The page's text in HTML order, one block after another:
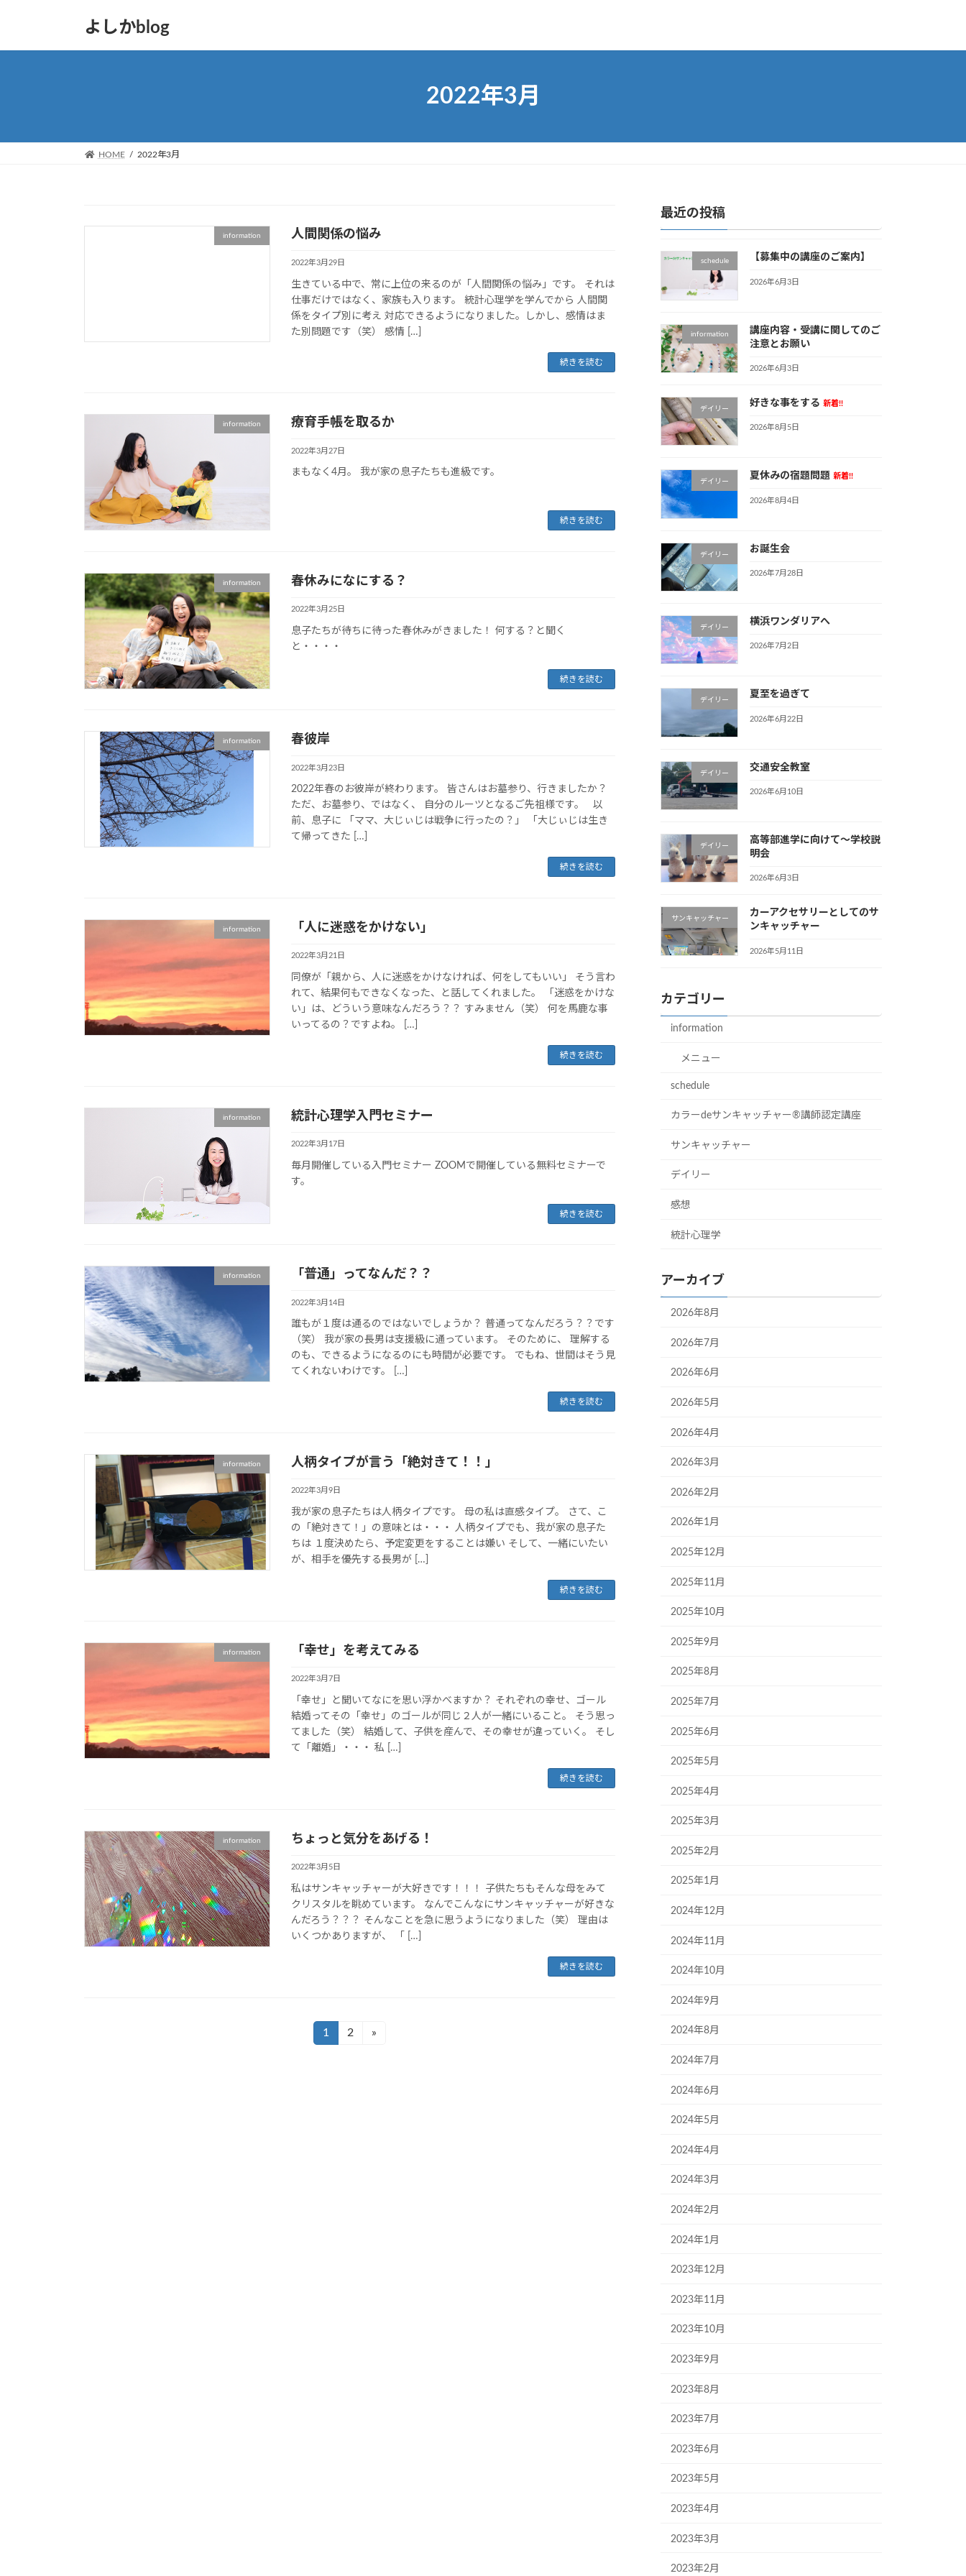
よしかblog
2022年3月
HOME 2022年3月
information 人間関係の悩み
2022年3月29日
生きている中で、常に上位の来るのが「人間関係の悩み」です。 それは
仕事だけではなく、家族も入ります。 統計心理学を学んでから 人間関
係をタイプ別に考え 対応できるようになりました。しかし、感情はま
た別問題です（笑） 感情 […]
続きを読む
information 療育手帳を取るか
2022年3月27日
まもなく4月。 我が家の息子たちも進級です。
続きを読む
information 春休みになにする？
2022年3月25日
息子たちが待ちに待った春休みがきました！ 何する？と聞く
と・・・・
続きを読む
information 春彼岸
2022年3月23日
2022年春のお彼岸が終わります。 皆さんはお墓参り、行きましたか？
ただ、お墓参り、ではなく、 自分のルーツとなるご先祖様です。 以
前、息子に 「ママ、大じぃじは戦争に行ったの？」 「大じぃじは生き
て帰ってきた […]
続きを読む
information 「人に迷惑をかけない」
2022年3月21日
同僚が「親から、人に迷惑をかけなければ、何をしてもいい」 そう言わ
れて、結果何もできなくなった、と話してくれました。 「迷惑をかけな
い」は、どういう意味なんだろう？？ すみません（笑） 何を馬鹿な事
いってるの？ですよね。 […]
続きを読む
information 統計心理学入門セミナー
2022年3月17日
毎月開催している入門セミナー ZOOMで開催している無料セミナーで
す。
続きを読む
information 「普通」ってなんだ？？
2022年3月14日
誰もが１度は通るのではないでしょうか？ 普通ってなんだろう？？です
（笑） 我が家の長男は支援級に通っています。 そのために、 理解する
のも、できるようになるのにも時間が必要です。 でもね、世間はそう見
てくれないわけです。 […]
続きを読む
information 人柄タイプが言う「絶対きて！！」
2022年3月9日
我が家の息子たちは人柄タイプです。 母の私は直感タイプ。 さて、こ
の「絶対きて！」の意味とは・・・ 人柄タイプでも、我が家の息子た
ちは １度決めたら、予定変更をすることは嫌い そして、一緒にいたい
が、相手を優先する長男が […]
続きを読む
information 「幸せ」を考えてみる
2022年3月7日
「幸せ」と聞いてなにを思い浮かべますか？ それぞれの幸せ、ゴール
結婚ってその「幸せ」のゴールが同じ２人が一緒にいること。 そう思っ
てました（笑） 結婚して、子供を産んで、その幸せが違っていく。 そし
て「離婚」・・・ 私 […]
続きを読む
information ちょっと気分をあげる！
2022年3月5日
私はサンキャッチャーが大好きです！！！ 子供たちもそんな母をみて
クリスタルを眺めています。 なんでこんなにサンキャッチャーが好きな
んだろう？？？ そんなことを急に思うようになりました（笑） 理由は
いくつかありますが、 「 […]
続きを読む
固
1
固
2 »
最近の投稿
schedule 【募集中の講座のご案内】
2026年6月3日
information
講座内容・受講に関してのご
注意とお願い
2026年6月3日
デイリー
好きな事をする 新着!!
2026年8月5日
デイリー
夏休みの宿題問題 新着!!
2026年8月4日
デイリー
お誕生会
2026年7月28日
デイリー
横浜ワンダリアへ
2026年7月2日
デイリー
夏至を過ぎて
2026年6月22日
デイリー
交通安全教室
2026年6月10日
デイリー
高等部進学に向けて〜学校説
明会
2026年6月3日
サンキャッチャー
カーアクセサリーとしてのサ
ンキャッチャー
2026年5月11日
カテゴリー
information
メニュー
schedule
カラーdeサンキャッチャー®︎講師認定講座
サンキャッチャー
デイリー
感想
統計心理学
アーカイブ
2026年8月
2026年7月
2026年6月
2026年5月
2026年4月
2026年3月
2026年2月
2026年1月
2025年12月
2025年11月
2025年10月
2025年9月
2025年8月
2025年7月
2025年6月
2025年5月
2025年4月
2025年3月
2025年2月
2025年1月
2024年12月
2024年11月
2024年10月
2024年9月
2024年8月
2024年7月
2024年6月
2024年5月
2024年4月
2024年3月
2024年2月
2024年1月
2023年12月
2023年11月
2023年10月
2023年9月
2023年8月
2023年7月
2023年6月
2023年5月
2023年4月
2023年3月
2023年2月